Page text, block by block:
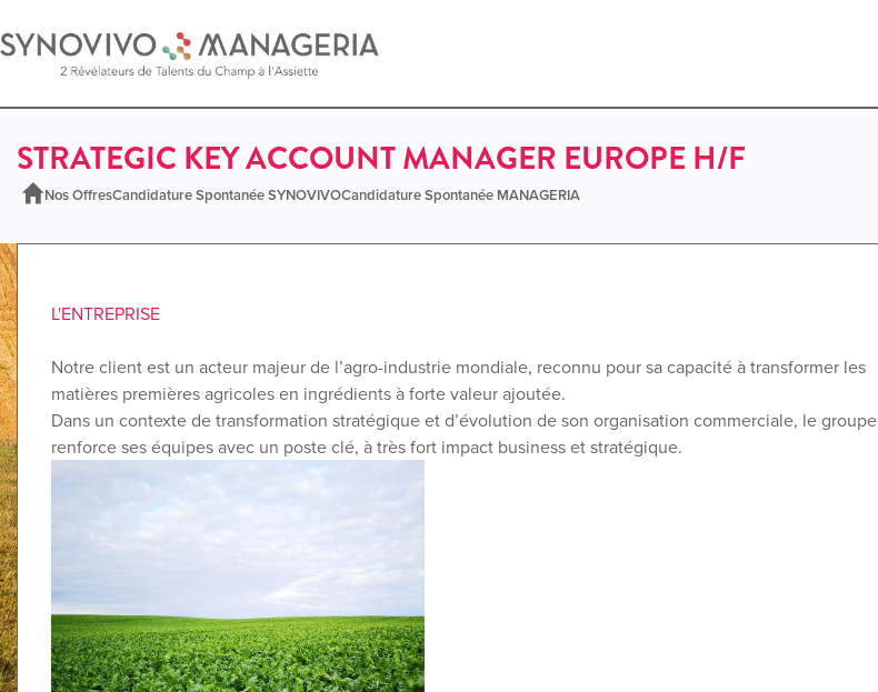
STRATEGIC KEY ACCOUNT MANAGER EUROPE H/F
Nos OffresCandidature Spontanée SYNOVIVOCandidature Spontanée MANAGERIA
L'ENTREPRISE
Notre client est un acteur majeur de l’agro-industrie mondiale, reconnu pour sa capacité à transformer les
matières premières agricoles en ingrédients à forte valeur ajoutée.
Dans un contexte de transformation stratégique et d’évolution de son organisation commerciale, le groupe
renforce ses équipes avec un poste clé, à très fort impact business et stratégique.